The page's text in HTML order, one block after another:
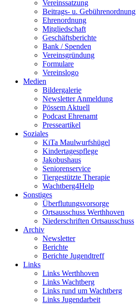
Vereinssatzung
Beitrags- u. Gebührenordnung
Ehrenordnung
Mitgliedschaft
Geschäftsberichte
Bank / Spenden
Vereinsgründung
Formulare
Vereinslogo
Medien
Bildergalerie
Newsletter Anmeldung
Pössem Aktuell
Podcast Ehrenamt
Presseartikel
Soziales
KiTa Maulwurfshügel
Kindertagespflege
Jakobushaus
Seniorenservice
Tiergestützte Therapie
Wachtberg4Help
Sonstiges
Überflutungsvorsorge
Ortsausschuss Werthhoven
Niederschriften Ortsausschuss
Archiv
Newsletter
Berichte
Berichte Jugendtreff
Links
Links Werthhoven
Links Wachtberg
Links rund um Wachtberg
Links Jugendarbeit